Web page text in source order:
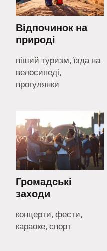
Відпочинок на
природі
піший туризм, їзда на
велосипеді,
прогулянки
Громадські
заходи
концерти, фести,
караоке, спорт